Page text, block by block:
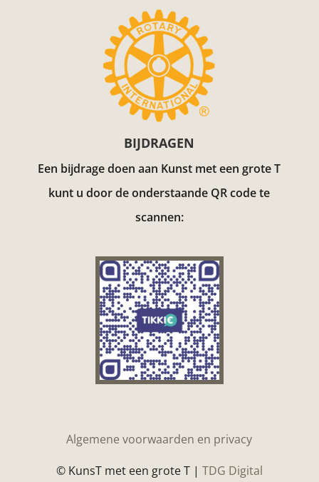
BIJDRAGEN
Een bijdrage doen aan Kunst met een grote T
kunt u door de onderstaande QR code te
scannen:
Algemene voorwaarden en privacy
© KunsT met een grote T | TDG Digital